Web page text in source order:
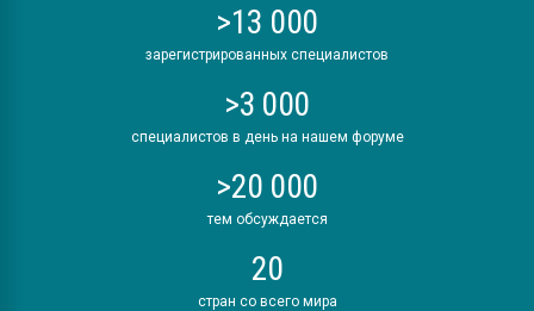
>13 000
зарегистрированных специалистов
>3 000
специалистов в день на нашем форуме
>20 000
тем обсуждается
20
стран со всего мира